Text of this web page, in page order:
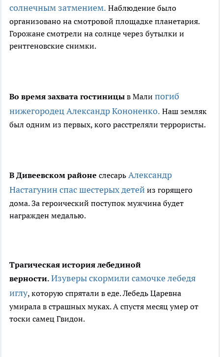
солнечным затмением. Наблюдение было
организовано на смотровой площадке планетария.
Горожане смотрели на солнце через бутылки и
рентгеновские снимки.
Во время захвата гостиницы в Мали погиб
нижегородец Александр Кононенко. Наш земляк
был одним из первых, кого расстреляли террористы.
В Дивеевском районе слесарь Александр
Настагунин спас шестерых детей из горящего
дома. За героический поступок мужчина будет
награжден медалью.
Трагическая история лебединой
верности. Изуверы скормили самочке лебедя
иглу, которую спрятали в еде. Лебедь Царевна
умирала в страшных муках. А спустя месяц умер от
тоски самец Гвидон.